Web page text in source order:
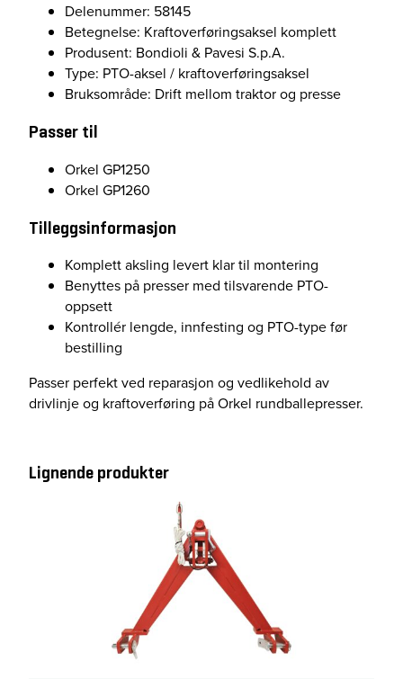
a
l
Delenummer: 58145
Betegnelse: Kraftoverføringsaksel komplett
Produsent: Bondioli & Pavesi S.p.A.
Type: PTO-aksel / kraftoverføringsaksel
Bruksområde: Drift mellom traktor og presse
Passer til
Orkel GP1250
Orkel GP1260
Tilleggsinformasjon
Komplett aksling levert klar til montering
Benyttes på presser med tilsvarende PTO-
oppsett
Kontrollér lengde, innfesting og PTO-type før
bestilling
Passer perfekt ved reparasjon og vedlikehold av
drivlinje og kraftoverføring på Orkel rundballepresser.
Lignende produkter